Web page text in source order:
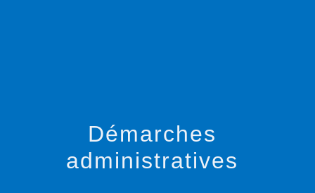
Démarches
administratives